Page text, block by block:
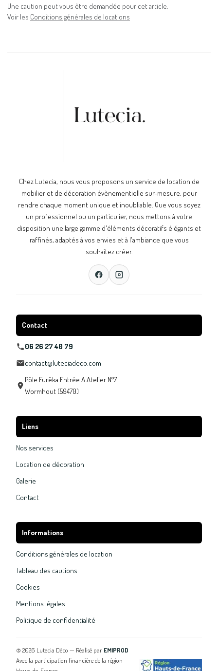
Une caution peut vous être demandée pour cet article.
Voir les Conditions générales de locations
Chez Lutecia, nous vous proposons un service de location de
mobilier et de décoration évènementielle sur-mesure, pour
rendre chaque moment unique et inoubliable. Que vous soyez
un professionnel ou un particulier, nous mettons à votre
disposition une large gamme d'éléments décoratifs élégants et
raffinés, adaptés à vos envies et à l'ambiance que vous
souhaitez créer.
Contact
06 26 27 40 79
contact@luteciadeco.com
Pôle Eurêka Entrée A Atelier N°7
Wormhout (59470)
Liens
Nos services
Location de décoration
Galerie
Contact
Informations
Conditions générales de location
Tableau des cautions
Cookies
Mentions légales
Politique de confidentialité
© 2026 Lutecia Déco — Réalisé par EMIPROD
Avec la participation financière de la région